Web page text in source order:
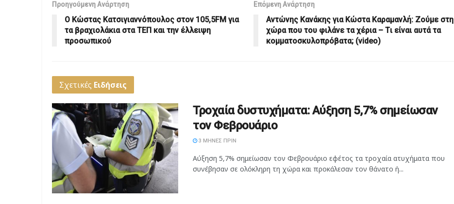
Προηγούμενη Ανάρτηση
Ο Κώστας Κατσιγιαννόπουλος στον 105,5FM για
τα βραχιολάκια στα ΤΕΠ και την έλλειψη
προσωπικού
Επόμενη Ανάρτηση
Αντώνης Κανάκης για Κώστα Καραμανλή: Ζούμε στη
χώρα που του φιλάνε τα χέρια – Tι είναι αυτά τα
κομματοσκυλοπρόβατα; (video)
Σχετικές Ειδήσεις
Τροχαία δυστυχήματα: Αύξηση 5,7% σημείωσαν
τον Φεβρουάριο
3 ΜΉΝΕΣ ΠΡΙΝ
Αύξηση 5,7% σημείωσαν τον Φεβρουάριο εφέτος τα τροχαία ατυχήματα που
συνέβησαν σε ολόκληρη τη χώρα και προκάλεσαν τον θάνατο ή...